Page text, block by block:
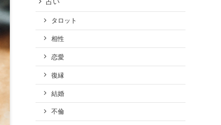
タロット
相性
恋愛
復縁
結婚
不倫